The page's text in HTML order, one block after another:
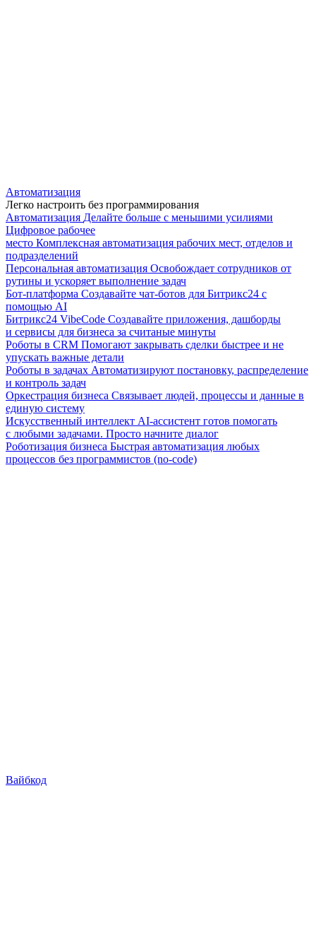
Автоматизация
Легко настроить без программирования
Автоматизация Делайте больше с меньшими усилиями
Цифровое рабочее
место Комплексная автоматизация рабочих мест, отделов и
подразделений
Персональная автоматизация Освобождает сотрудников от
рутины и ускоряет выполнение задач
Бот-платформа Создавайте чат-ботов для Битрикс24 с
помощью AI
Битрикс24 VibeCode Создавайте приложения, дашборды
и сервисы для бизнеса за считаные минуты
Роботы в CRM Помогают закрывать сделки быстрее и не
упускать важные детали
Роботы в задачах Автоматизируют постановку, распределение
и контроль задач
Оркестрация бизнеса Связывает людей, процессы и данные в
единую систему
Искусственный интеллект AI-ассистент готов помогать
с любыми задачами. Просто начните диалог
Роботизация бизнеса Быстрая автоматизация любых
процессов без программистов (no-code)
Вайбкод